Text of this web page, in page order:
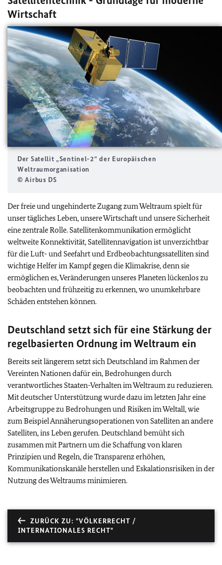
Wirtschaft
Der Satellit „Sentinel-2“ der Europäischen
Weltraumorganisation
© Airbus DS
Der freie und ungehinderte Zugang zum Weltraum spielt für
unser tägliches Leben, unsere Wirtschaft und unsere Sicherheit
eine zentrale Rolle. Satellitenkommunikation ermöglicht
weltweite Konnektivität, Satellitennavigation ist unverzichtbar
für die Luft- und Seefahrt und Erdbeobachtungssatelliten sind
wichtige Helfer im Kampf gegen die Klimakrise, denn sie
ermöglichen es, Veränderungen unseres Planeten lückenlos zu
beobachten und frühzeitig zu erkennen, wo unumkehrbare
Schäden entstehen können.
Deutschland setzt sich für eine Stärkung der
regelbasierten Ordnung im Weltraum ein
Bereits seit längerem setzt sich Deutschland im Rahmen der
Vereinten Nationen dafür ein, Bedrohungen durch
verantwortliches Staaten-Verhalten im Weltraum zu reduzieren.
Mit deutscher Unterstützung wurde dazu im letzten Jahr eine
Arbeitsgruppe zu Bedrohungen und Risiken im Weltall, wie
zum Beispiel Annäherungsoperationen von Satelliten an andere
Satelliten, ins Leben gerufen. Deutschland bemüht sich
zusammen mit Partnern um die Schaffung von klaren
Prinzipien und Regeln, die Transparenz erhöhen,
Kommunikationskanäle herstellen und Eskalationsrisiken in der
Nutzung des Weltraums minimieren.
ZURÜCK ZU: "VÖLKERRECHT /
INTERNATIONALES RECHT"